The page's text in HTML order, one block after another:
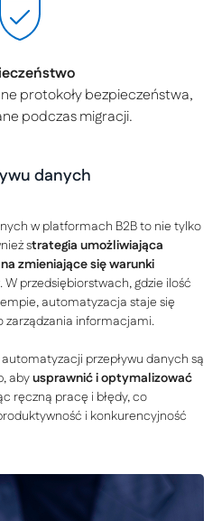
protokoły bezpieczeństwa,
podczas migracji.
danych
w platformach B2B to nie tylko
strategia umożliwiająca
zmieniające się warunki
. W przedsiębiorstwach, gdzie ilość
automatyzacja staje się
zarządzania informacjami.
przepływu danych są
abyusprawnić i optymalizować
ręczną pracę i błędy, co
i konkurencyjność